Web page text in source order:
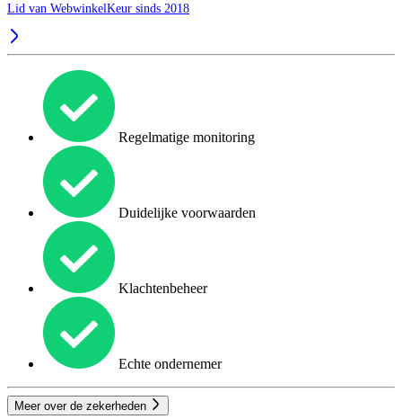
Lid van WebwinkelKeur sinds 2018
Regelmatige monitoring
Duidelijke voorwaarden
Klachtenbeheer
Echte ondernemer
Meer over de zekerheden